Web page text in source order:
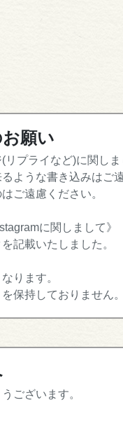
願い
プライなど)に関しま
ような書き込みはご
ご遠慮ください。
に関しまして》
記載いたしました。
ります。
保持しておりません。
ございます。